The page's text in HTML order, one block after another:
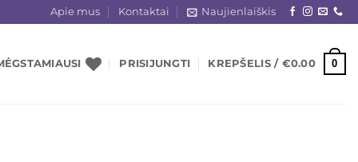
Apie mus Kontaktai Naujienlaiškis
PRISIJUNGTI KREPŠELIS / €0.00 0